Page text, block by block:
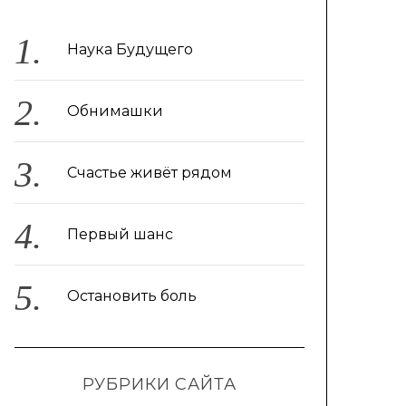
Наука Будущего
Обнимашки
Счастье живёт рядом
Первый шанс
Остановить боль
РУБРИКИ САЙТА